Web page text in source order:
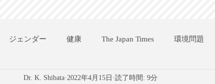
ジェンダー 健康 The Japan Times 環境問題
地域都市政策 国際機関 地域振興
Dr. K. Shibata 2022年4月15日 読了時間: 9分